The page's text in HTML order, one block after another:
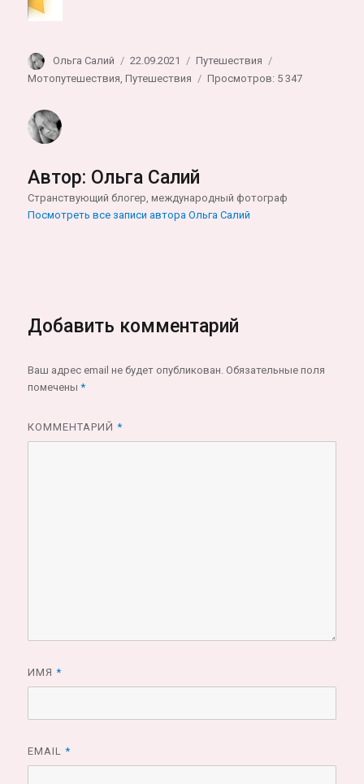
Автор
Ольга Салий Опубликовано
22.09.2021 Рубрики
Путешествия
Мотопутешествия ,Путешествия Просмотров: 5 347
Автор: Ольга Салий
Странствующий блогер, международный фотограф
Посмотреть все записи автора Ольга Салий
Добавить комментарий
Ваш адрес email не будет опубликован. Обязательные поля
помечены*
КОММЕНТАРИЙ*
ИМЯ*
EMAIL*